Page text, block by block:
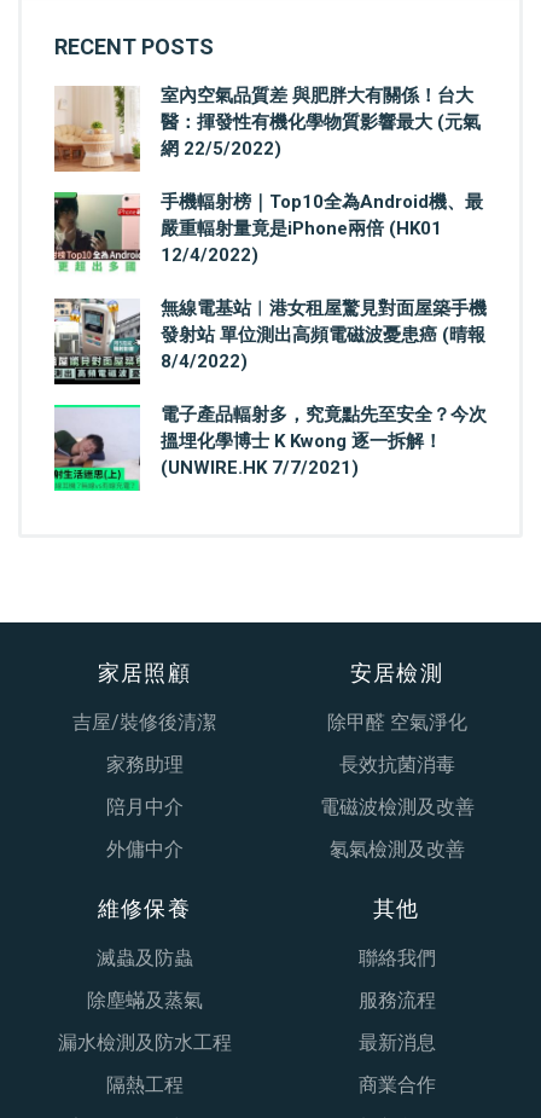
RECENT POSTS
室內空氣品質差 與肥胖大有關係！台大
醫：揮發性有機化學物質影響最大 (元氣
網 22/5/2022)
手機輻射榜｜Top10全為Android機、最
嚴重輻射量竟是iPhone兩倍 (HK01
12/4/2022)
無線電基站︳港女租屋驚見對面屋築手機
發射站 單位測出高頻電磁波憂患癌 (晴報
8/4/2022)
電子產品輻射多，究竟點先至安全？今次
搵埋化學博士 K Kwong 逐一拆解！
(UNWIRE.HK 7/7/2021)
家居照顧
吉屋/裝修後清潔
家務助理
陪月中介
外傭中介
安居檢測
除甲醛 空氣淨化
長效抗菌消毒
電磁波檢測及改善
氡氣檢測及改善
維修保養
滅蟲及防蟲
除塵蟎及蒸氣
漏水檢測及防水工程
隔熱工程
其他
聯絡我們
服務流程
最新消息
商業合作